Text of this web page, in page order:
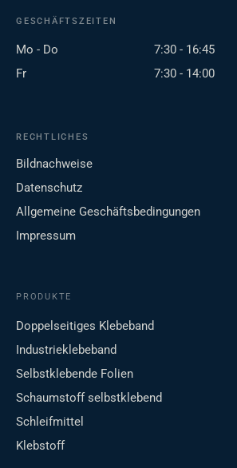
GESCHÄFTSZEITEN
Mo - Do
7:30 - 16:45
Fr
7:30 - 14:00
RECHTLICHES
Bildnachweise
Datenschutz
Allgemeine Geschäftsbedingungen
Impressum
PRODUKTE
Doppelseitiges Klebeband
Industrieklebeband
Selbstklebende Folien
Schaumstoff selbstklebend
Schleifmittel
Klebstoff